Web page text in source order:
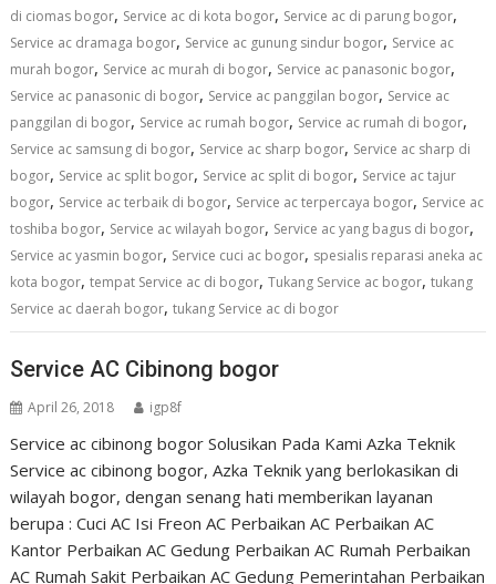
di ciomas bogor, Service ac di kota bogor, Service ac di parung bogor,
Service ac dramaga bogor, Service ac gunung sindur bogor, Service ac
murah bogor, Service ac murah di bogor, Service ac panasonic bogor,
Service ac panasonic di bogor, Service ac panggilan bogor, Service ac
panggilan di bogor, Service ac rumah bogor, Service ac rumah di bogor,
Service ac samsung di bogor, Service ac sharp bogor, Service ac sharp di
bogor, Service ac split bogor, Service ac split di bogor, Service ac tajur
bogor, Service ac terbaik di bogor, Service ac terpercaya bogor, Service ac
toshiba bogor, Service ac wilayah bogor, Service ac yang bagus di bogor,
Service ac yasmin bogor, Service cuci ac bogor, spesialis reparasi aneka ac
kota bogor,tempat Service ac di bogor,Tukang Service ac bogor,tukang
Service ac daerah bogor,tukang Service ac di bogor
Service AC Cibinong bogor
April 26, 2018 igp8f
Service ac cibinong bogor Solusikan Pada Kami Azka Teknik
Service ac cibinong bogor, Azka Teknik yang berlokasikan di
wilayah bogor, dengan senang hati memberikan layanan
berupa : Cuci AC Isi Freon AC Perbaikan AC Perbaikan AC
Kantor Perbaikan AC Gedung Perbaikan AC Rumah Perbaikan
AC Rumah Sakit Perbaikan AC Gedung Pemerintahan Perbaikan